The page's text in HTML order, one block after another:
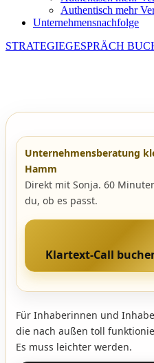
Authentisch mehr
Unternehmensnachfolge
STRATEGIEGESPRÄCH
Unternehmensberatung
Hamm
Direkt mit Sonja. 60
du, ob es passt.
Klartext-Call
Für Inhaberinnen und
die nach außen toll
Es muss leichter werden.